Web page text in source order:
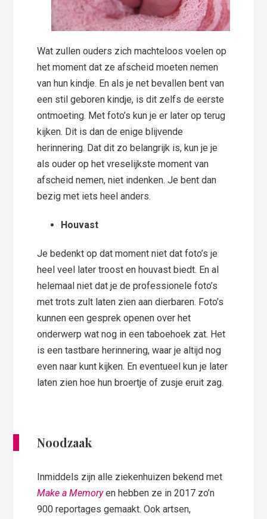
Wat zullen ouders zich machteloos voelen op
het moment dat ze afscheid moeten nemen
van hun kindje. En als je net bevallen bent van
een stil geboren kindje, is dit zelfs de eerste
ontmoeting. Met foto’s kun je er later op terug
kijken. Dit is dan de enige blijvende
herinnering. Dat dit zo belangrijk is, kun je je
als ouder op het vreselijkste moment van
afscheid nemen, niet indenken. Je bent dan
bezig met iets heel anders.
Houvast
Je bedenkt op dat moment niet dat foto’s je
heel veel later troost en houvast biedt. En al
helemaal niet dat je de professionele foto’s
met trots zult laten zien aan dierbaren. Foto’s
kunnen een gesprek openen over het
onderwerp wat nog in een taboehoek zat. Het
is een tastbare herinnering, waar je altijd nog
even naar kunt kijken. En eventueel kun je later
laten zien hoe hun broertje of zusje eruit zag.
Noodzaak
Inmiddels zijn alle ziekenhuizen bekend met
Make a Memoryen hebben ze in 2017 zo’n
900 reportages gemaakt. Ook artsen,